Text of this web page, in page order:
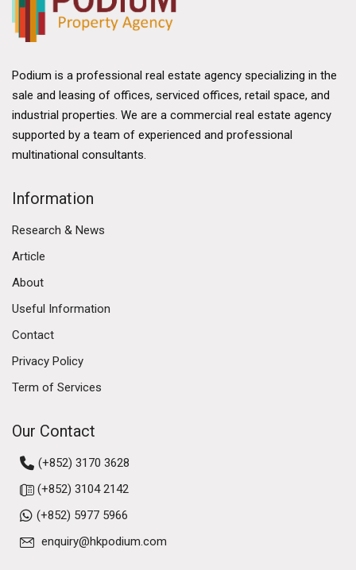
Podium is a professional real estate agency specializing in the
sale and leasing of offices, serviced offices, retail space, and
industrial properties. We are a commercial real estate agency
supported by a team of experienced and professional
multinational consultants.
Information
Research & News
Article
About
Useful Information
Contact
Privacy Policy
Term of Services
Our Contact
(+852) 3170 3628
(+852) 3104 2142
(+852) 5977 5966
enquiry@hkpodium.com